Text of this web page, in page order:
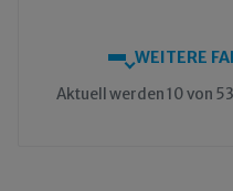
WEITERE
Aktuell werden 10 von